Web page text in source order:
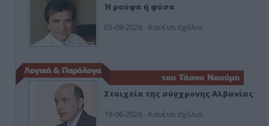
Ή ρούφα ή φύσα
03-08-2026 - Κανένα σχόλιο
Στοιχεία της σύγχρονης Αλβανίας
19-06-2026 - Κανένα σχόλιο